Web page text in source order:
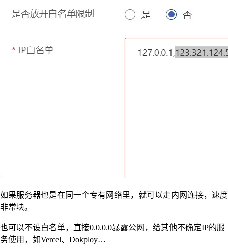
如果服务器也是在同一个专有网络里，就可以走内网连接，速度
非常块。
也可以不设白名单，直接0.0.0.0暴露公网，给其他不确定IP的服
务使用，如Vercel、Dokploy…